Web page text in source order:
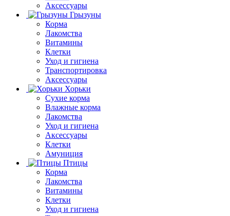
Аксессуары
Грызуны
Корма
Лакомства
Витамины
Клетки
Уход и гигиена
Транспортировка
Аксессуары
Хорьки
Сухие корма
Влажные корма
Лакомства
Уход и гигиена
Аксессуары
Клетки
Амуниция
Птицы
Корма
Лакомства
Витамины
Клетки
Уход и гигиена